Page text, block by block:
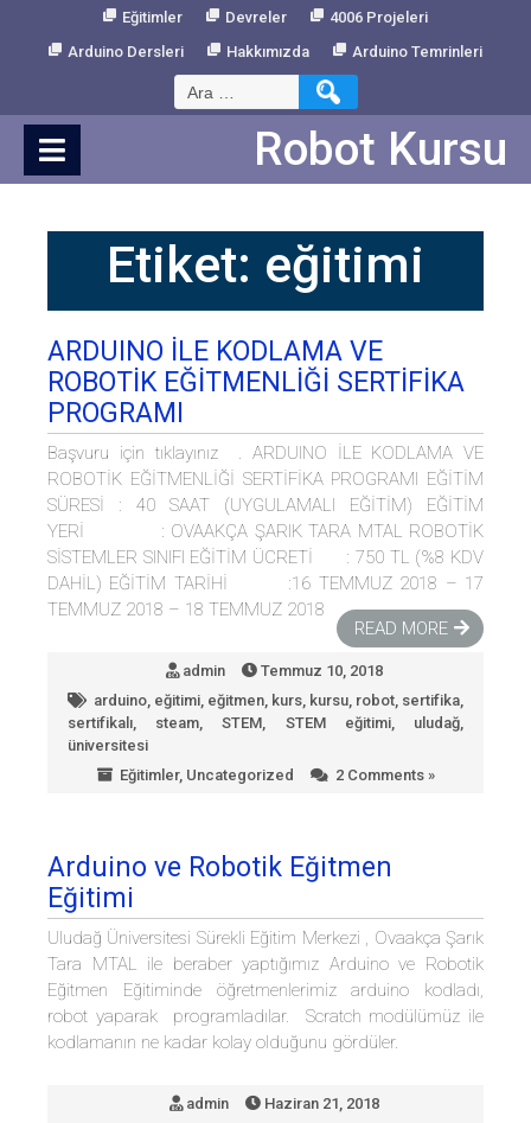
Eğitimler Devreler
4006 Projeleri
Arduino Dersleri
Hakkımızda Arduino Temrinleri
Arama:
Robot Kursu
Etiket: eğitimi
ARDUINO İLE KODLAMA VE
ROBOTİK EĞİTMENLİĞİ SERTİFİKA
PROGRAMI
Başvuru için tıklayınız . ARDUINO İLE KODLAMA VE
ROBOTİK EĞİTMENLİĞİ SERTİFİKA PROGRAMI EĞİTİM
SÜRESİ : 40 SAAT (UYGULAMALI EĞİTİM) EĞİTİM
YERİ : OVAAKÇA ŞARIK TARA MTAL ROBOTİK
SİSTEMLER SINIFI EĞİTİM ÜCRETİ : 750 TL (%8 KDV
DAHİL) EĞİTİM TARİHİ :16 TEMMUZ 2018 – 17
TEMMUZ 2018 – 18 TEMMUZ 2018
READ MORE
admin
Temmuz 10, 2018
arduino, eğitimi, eğitmen, kurs, kursu, robot, sertifika,
sertifikalı, steam,STEM, STEM eğitimi, uludağ,
üniversitesi
Eğitimler, Uncategorized 2 Comments »
Arduino ve Robotik Eğitmen
Eğitimi
Uludağ Üniversitesi Sürekli Eğitim Merkezi , Ovaakça Şarık
Tara MTAL ile beraber yaptığımız Arduino ve Robotik
Eğitmen Eğitiminde öğretmenlerimiz arduino kodladı,
robot yaparak programladılar. Scratch modülümüz ile
kodlamanın ne kadar kolay olduğunu gördüler.
admin
Haziran 21, 2018